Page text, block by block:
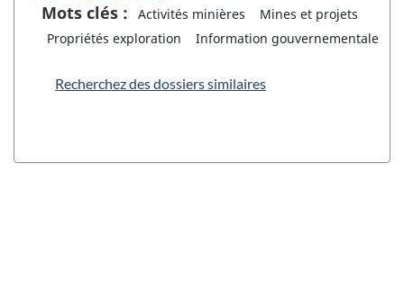
Mots clés : Activités minières
Mines et projets
Propriétés exploration
Information gouvernementale
Recherchez des dossiers similaires